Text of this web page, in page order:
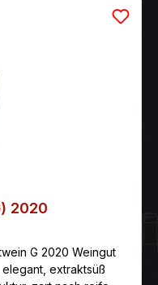
2020
G 2020 Weingut
elegant, extraktsüß